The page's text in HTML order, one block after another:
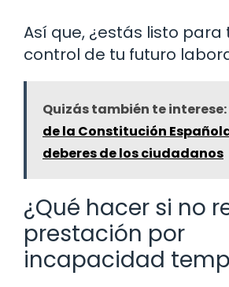
Así que, ¿estás listo
control de tu futuro
Quizás también te interese:
de la Constitución
deberes de los ciudadanos
¿Qué hacer si no
prestación por
incapacidad